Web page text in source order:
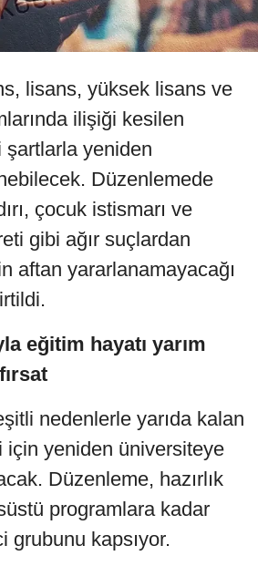
lisans, yüksek lisans ve
ilişiği kesilen
yeniden
Düzenlemede
çocuk istismarı ve
gibi ağır suçlardan
aftan yararlanamayacağı
eğitim hayatı yarım
nedenlerle yarıda kalan
için yeniden üniversiteye
Düzenleme, hazırlık
programlara kadar
grubunu kapsıyor.